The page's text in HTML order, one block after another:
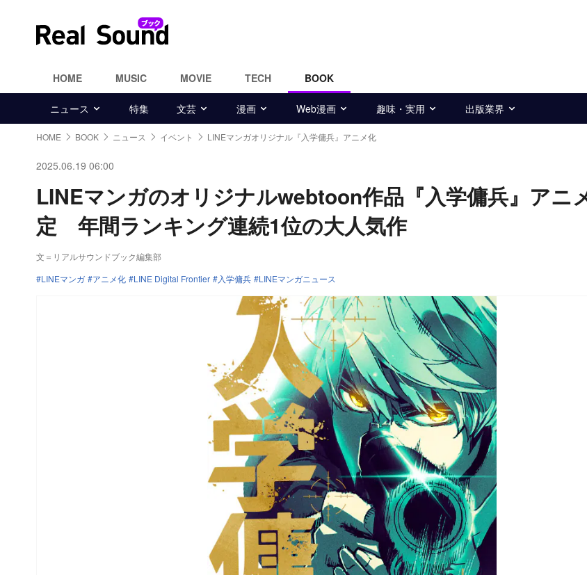
HOME MUSIC MOVIE TECH BOOK
ニュース 特集 文芸 漫画 Web漫画 趣味・実用 出版業界
HOME BOOK ニュース イベント LINEマンガオリジナル『入学傭兵』アニメ化
2025.06.19 06:00
LINEマンガのオリジナルwebtoon作品『入学傭兵』アニ
定 年間ランキング連続1位の大人気作
文＝リアルサウンドブック編集部
LINEマンガ
アニメ化 LINE Digital Frontier 入学傭兵 LINEマンガニュース